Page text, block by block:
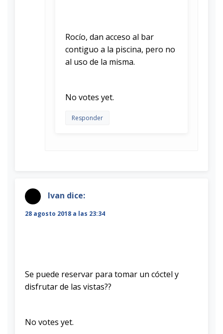
Rocío, dan acceso al bar
contiguo a la piscina, pero no
al uso de la misma.
No votes yet.
Responder
Ivan dice:
28 agosto 2018 a las 23:34
Se puede reservar para tomar un cóctel y
disfrutar de las vistas??
No votes yet.